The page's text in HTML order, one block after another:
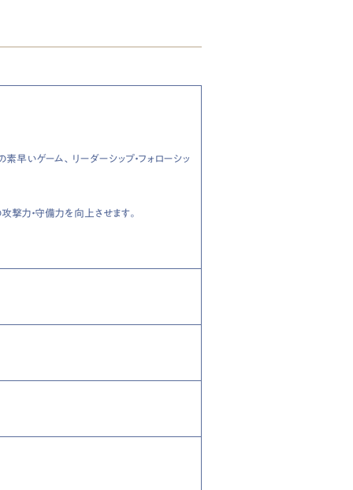
早いゲーム、リーダーシップ・フォローシッ
撃力・守備力を向上させます。